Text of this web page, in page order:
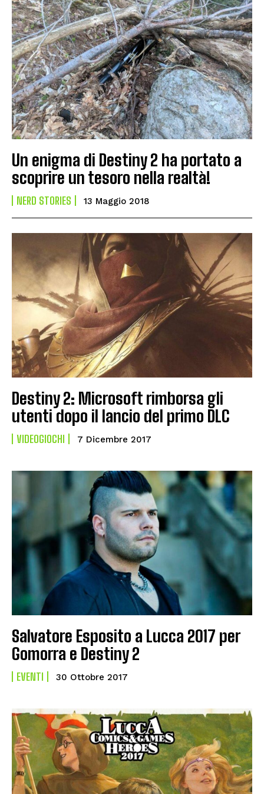
Un enigma di Destiny 2 ha portato a
scoprire un tesoro nella realtà!
NERD STORIES 13 Maggio 2018
Destiny 2: Microsoft rimborsa gli
utenti dopo il lancio del primo DLC
VIDEOGIOCHI 7 Dicembre 2017
Salvatore Esposito a Lucca 2017 per
Gomorra e Destiny 2
EVENTI 30 Ottobre 2017